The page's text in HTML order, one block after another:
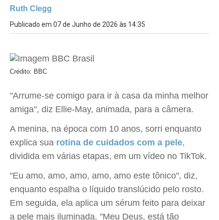
Ruth Clegg
Publicado em 07 de Junho de 2026 às 14:35
Crédito: BBC
"Arrume-se comigo para ir à casa da minha melhor
amiga", diz Ellie-May, animada, para a câmera.
A menina, na época com 10 anos, sorri enquanto
explica sua rotina de cuidados com a pele,
dividida em várias etapas, em um vídeo no TikTok.
"Eu amo, amo, amo, amo, amo este tônico", diz,
enquanto espalha o líquido translúcido pelo rosto.
Em seguida, ela aplica um sérum feito para deixar
a pele mais iluminada. "Meu Deus, está tão